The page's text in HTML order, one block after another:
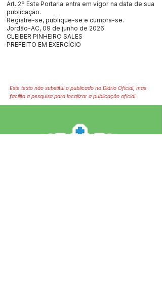
Art. 2º Esta Portaria entra em vigor na data de sua
publicação.
Registre-se, publique-se e cumpra-se.
Jordão-AC, 09 de junho de 2026.
CLEIBER PINHEIRO SALES
PREFEITO EM EXERCÍCIO
Este texto não substitui o publicado no Diário Oficial, mas
facilita a pesquisa para localizar a publicação oficial.